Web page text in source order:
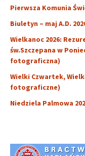
Pierwsza Komunia
Biuletyn – maj A.D.
Wielkanoc 2026:
św.Szczepana w
fotograficzna)
Wielki Czwartek,
fotograficzne)
Niedziela Palmowa